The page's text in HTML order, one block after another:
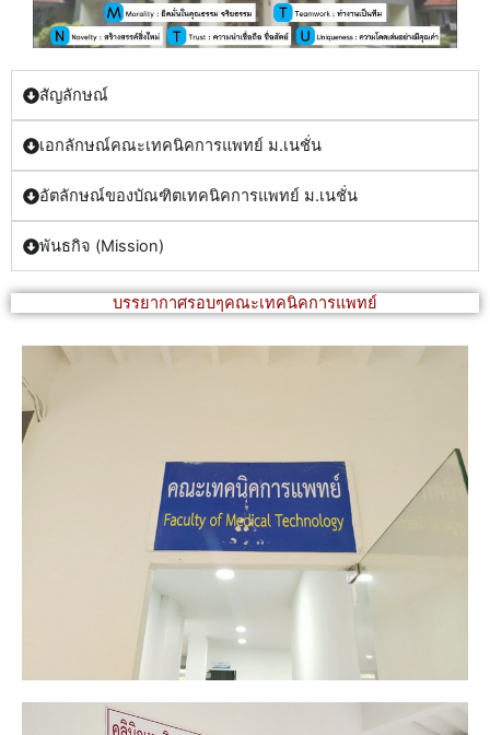
สัญลักษณ์
เอกลักษณ์คณะเทคนิคการแพทย์ ม.เนชั่น
อัตลักษณ์ของบัณฑิตเทคนิคการแพทย์ ม.เนชั่น
พันธกิจ (Mission)
บรรยากาศรอบๆคณะเทคนิคการแพทย์